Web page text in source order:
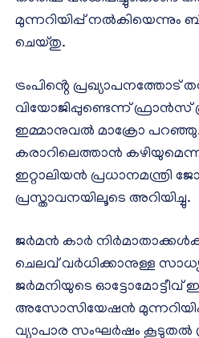
മുന്നറിയിപ്പ് നൽകിയെന്നും
ചെയ്തു.
ട്രംപിൻ്റെ പ്രഖ്യാപനത്തോട്
വിയോജിപ്പുണ്ടെന്ന് ഫ്രാൻസ്
ഇമ്മാനുവൽ മാക്രോ
കരാറിലെത്താൻ
ഇറ്റാലിയൻ പ്രധാനമന്ത്രി
പ്രസ്താവനയിലൂടെ അറിയിച്ചു.
ജർമൻ കാർ
ചെലവ് വർധിക്കാനുള്ള
ജർമനിയുടെ ഓട്ടോമോട്ടീവ്
അസോസിയേഷൻ
വ്യാപാര സംഘർഷം കൂടുതൽ